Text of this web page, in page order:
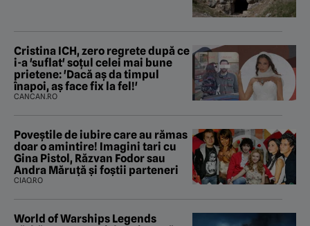
Cristina ICH, zero regrete după ce
i-a 'suflat' soțul celei mai bune
prietene: 'Dacă aș da timpul
înapoi, aș face fix la fel!'
CANCAN.RO
Poveştile de iubire care au rămas
doar o amintire! Imagini tari cu
Gina Pistol, Răzvan Fodor sau
Andra Măruţă şi foştii parteneri
CIAO.RO
World of Warships Legends